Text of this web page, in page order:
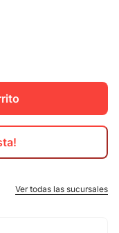
Ver todas las sucursales